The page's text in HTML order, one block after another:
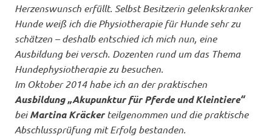
Herzenswunsch erfüllt. Selbst Besitzerin gelenkskranker
Hunde weiß ich die Physiotherapie für Hunde sehr zu
schätzen – deshalb entschied ich mich nun, eine
Ausbildung bei versch. Dozenten rund um das Thema
Hundephysiotherapie zu besuchen.
Im Oktober 2014 habe ich an der praktischen
Ausbildung „Akupunktur für Pferde und Kleintiere“
beiMartina Kräckerteilgenommen und die praktische
Abschlussprüfung mit Erfolg bestanden.